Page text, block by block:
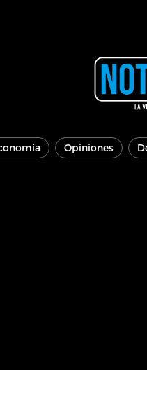
Opiniones